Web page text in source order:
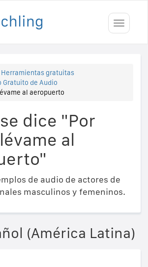
Toggle
Herramientas gratuitas
Gratuito de Audio
al aeropuerto
dice "Por
al
de audio de actores de
masculinos y femeninos.
(América Latina)